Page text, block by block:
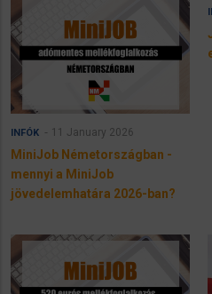
INFÓK 11 January 2026
MiniJob Németországban -
mennyi a MiniJob
jövedelemhatára 2026-ban?